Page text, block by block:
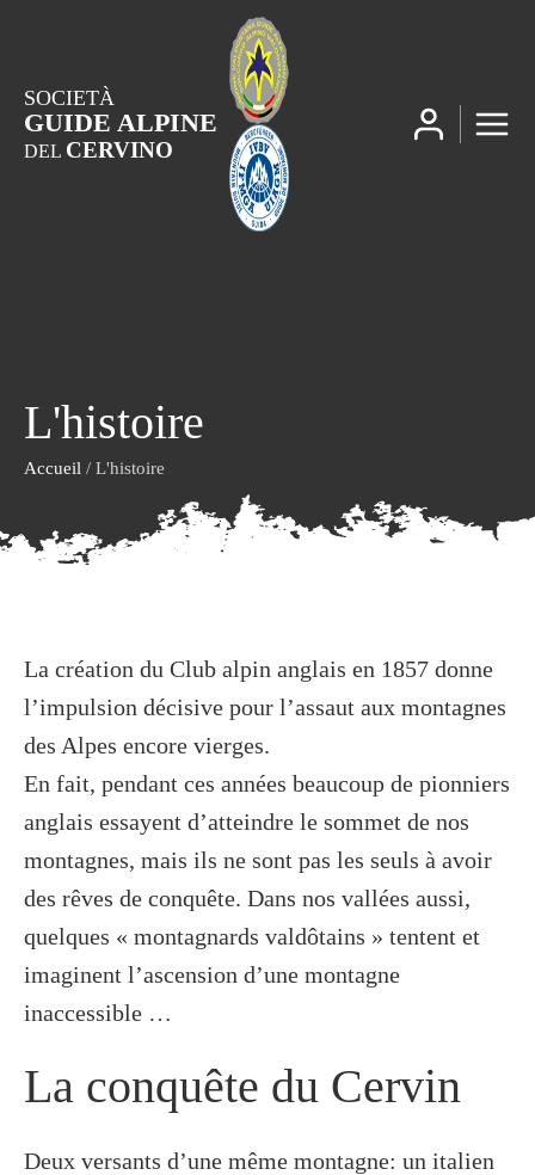
SOCIETÀ
GUIDE ALPINE
DEL CERVINO
L'histoire
Accueil / L'histoire
La création du Club alpin anglais en 1857 donne
l’impulsion décisive pour l’assaut aux montagnes
des Alpes encore vierges.
En fait, pendant ces années beaucoup de pionniers
anglais essayent d’atteindre le sommet de nos
montagnes, mais ils ne sont pas les seuls à avoir
des rêves de conquête. Dans nos vallées aussi,
quelques « montagnards valdôtains » tentent et
imaginent l’ascension d’une montagne
inaccessible …
La conquête du Cervin
Deux versants d’une même montagne: un italien